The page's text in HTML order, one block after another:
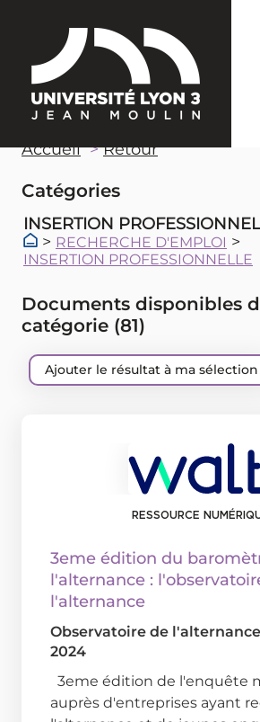
Accueil Retour
Catégories
> RECHERCHE D'EMPLOI >
INSERTION PROFESSIONNELLE
INSERTION
Documents disponibles
catégorie (81)
Ajouter le résultat à ma sélection
RESSOURCE
3eme édition du
l'alternance :
l'alternance
Observatoire de l'alternance
2024
3eme édition de l'enquête
auprès d'entreprises ayant